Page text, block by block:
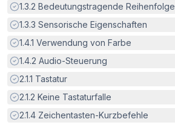
Erfüllt:
1.3.2 Bedeutungstragende Reihenfolge
Erfüllt:
1.3.3 Sensorische Eigenschaften
Erfüllt:
1.4.1 Verwendung von Farbe
Erfüllt:
1.4.2 Audio-Steuerung
Erfüllt:
2.1.1 Tastatur
Erfüllt:
2.1.2 Keine Tastaturfalle
Erfüllt:
2.1.4 Zeichentasten-Kurzbefehle